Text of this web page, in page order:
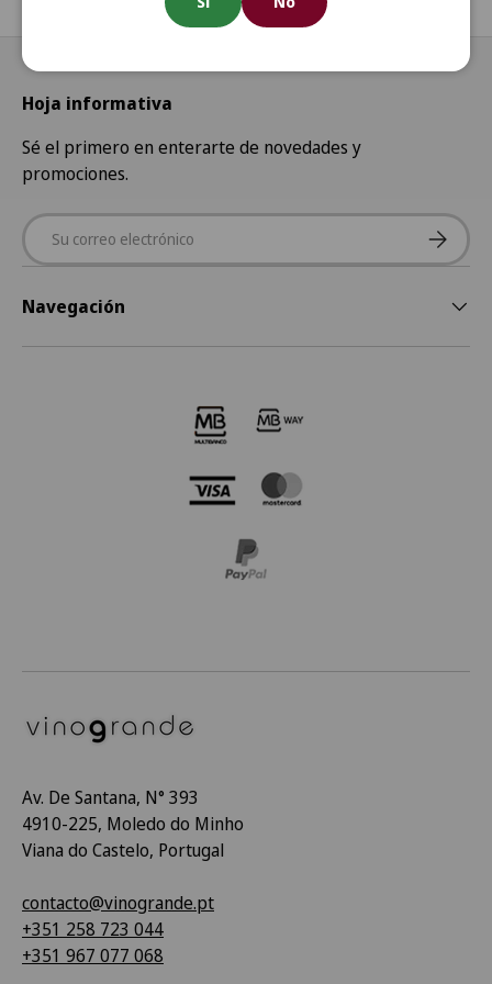
Hoja informativa
Sé el primero en enterarte de novedades y
promociones.
Correo electrónico
Navegación
Av. De Santana, N° 393
4910-225, Moledo do Minho
Viana do Castelo, Portugal
contacto@vinogrande.pt
+351 258 723 044
+351 967 077 068